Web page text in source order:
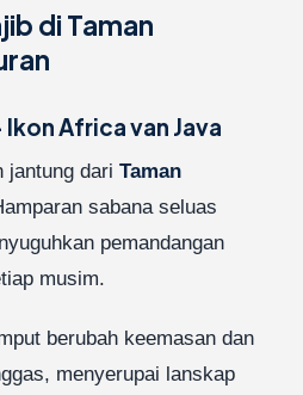
di Taman
Ikon Africa van Java
jantung dari Taman
sabana seluas
pemandangan
musim.
berubah keemasan dan
menyerupai lanskap